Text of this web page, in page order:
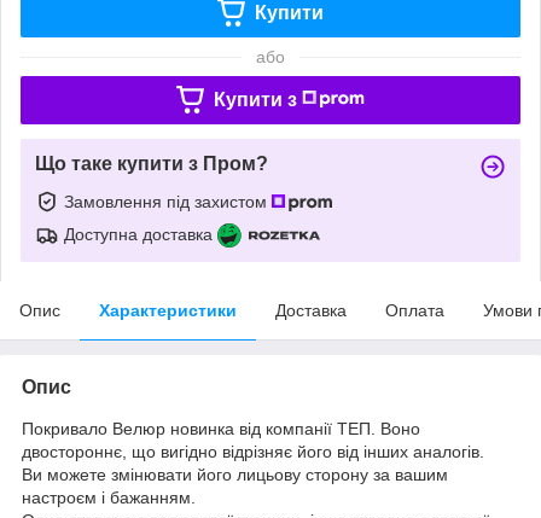
Купити
або
Купити з
Що таке купити з Пром?
Замовлення під захистом
Доступна доставка
Опис Характеристики Доставка Оплата Умови
Опис
Покривало Велюр новинка від компанії ТЕП. Воно
двостороннє, що вигідно відрізняє його від інших аналогів.
Ви можете змінювати його лицьову сторону за вашим
настроєм і бажанням.